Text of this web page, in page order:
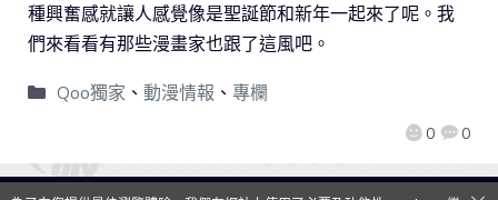
0 0
種興奮感就讓人感覺像是聖誕節和新年一起來了呢。我
們來看看有那些漫畫家也跟了這風吧。
Qoo獨家 、 動漫情報 、 專欄